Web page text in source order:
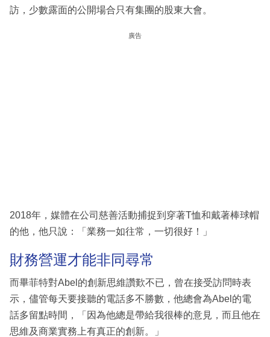
訪，少數露面的公開場合只有集團的股東大會。
廣告
2018年，媒體在公司慈善活動捕捉到穿著T恤和戴著棒球帽
的他，他只說：「業務一如往常，一切很好！」
財務營運才能非同尋常
而畢菲特對Abel的創新思維讚歎不已，曾在接受訪問時表
示，儘管每天要接聽的電話多不勝數，他總會為Abel的電
話多留點時間，「因為他總是帶給我很棒的意見，而且他在
思維及商業實務上有真正的創新。」